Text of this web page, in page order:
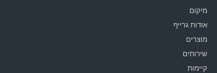
מיקום
אודות גרייף
מוצרים
שירותים
קיימות